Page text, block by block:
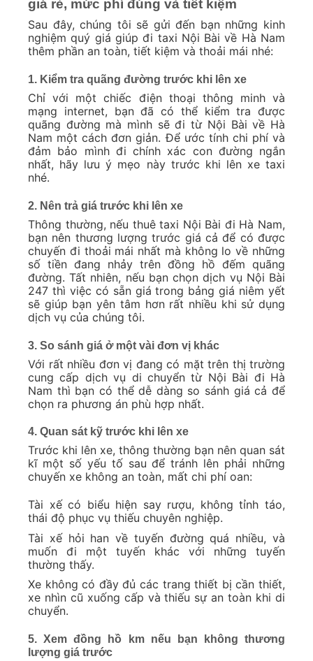
giá rẻ, mức phí đúng và tiết kiệm
Sau đây, chúng tôi sẽ gửi đến bạn những kinh
nghiệm quý giá giúp đi taxi Nội Bài về Hà Nam
thêm phần an toàn, tiết kiệm và thoải mái nhé:
1. Kiểm tra quãng đường trước khi lên xe
Chỉ với một chiếc điện thoại thông minh và
mạng internet, bạn đã có thể kiểm tra được
quãng đường mà mình sẽ đi từ Nội Bài về Hà
Nam một cách đơn giản. Để ước tính chi phí và
đảm bảo mình đi chính xác con đường ngắn
nhất, hãy lưu ý mẹo này trước khi lên xe taxi
nhé.
2. Nên trả giá trước khi lên xe
Thông thường, nếu thuê taxi Nội Bài đi Hà Nam,
bạn nên thương lượng trước giá cả để có được
chuyến đi thoải mái nhất mà không lo về những
số tiền đang nhảy trên đồng hồ đếm quãng
đường. Tất nhiên, nếu bạn chọn dịch vụ Nội Bài
247 thì việc có sẵn giá trong bảng giá niêm yết
sẽ giúp bạn yên tâm hơn rất nhiều khi sử dụng
dịch vụ của chúng tôi.
3. So sánh giá ở một vài đơn vị khác
Với rất nhiều đơn vị đang có mặt trên thị trường
cung cấp dịch vụ di chuyển từ Nội Bài đi Hà
Nam thì bạn có thể dễ dàng so sánh giá cả để
chọn ra phương án phù hợp nhất.
4. Quan sát kỹ trước khi lên xe
Trước khi lên xe, thông thường bạn nên quan sát
kĩ một số yếu tố sau để tránh lên phải những
chuyến xe không an toàn, mất chi phí oan:
Tài xế có biểu hiện say rượu, không tỉnh táo,
thái độ phục vụ thiếu chuyên nghiệp.
Tài xế hỏi han về tuyến đường quá nhiều, và
muốn đi một tuyến khác với những tuyến
thường thấy.
Xe không có đầy đủ các trang thiết bị cần thiết,
xe nhìn cũ xuống cấp và thiếu sự an toàn khi di
chuyển.
5. Xem đồng hồ km nếu bạn không thương
lượng giá trước